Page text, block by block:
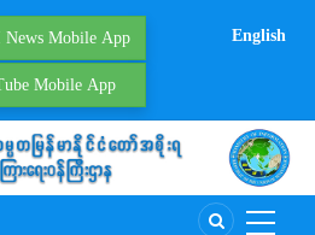
News Mobile App
Mobile App
English